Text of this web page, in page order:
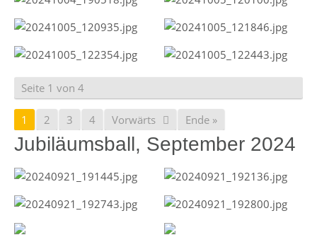
Seite 1 von 4
1 2 3 4 Vorwärts Ende »
Jubiläumsball, September 2024